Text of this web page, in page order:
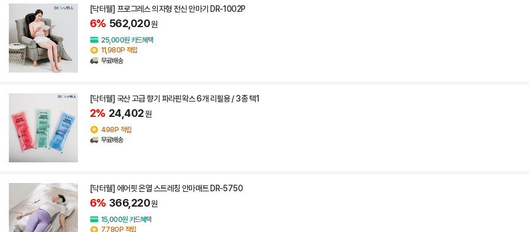
[닥터웰] 프로그레스 의자형 전신 안마기 DR-1002P
6% 562,020원
25,000원 카드혜택
11,980P 적립
무료배송
[닥터웰] 국산 고급 향기 파라핀왁스 6개 리필용 / 3종 택1
2% 24,402원
498P 적립
무료배송
[닥터웰] 에어핏 온열 스트레칭 안마매트 DR-5750
6% 366,220원
15,000원 카드혜택
7,780P 적립